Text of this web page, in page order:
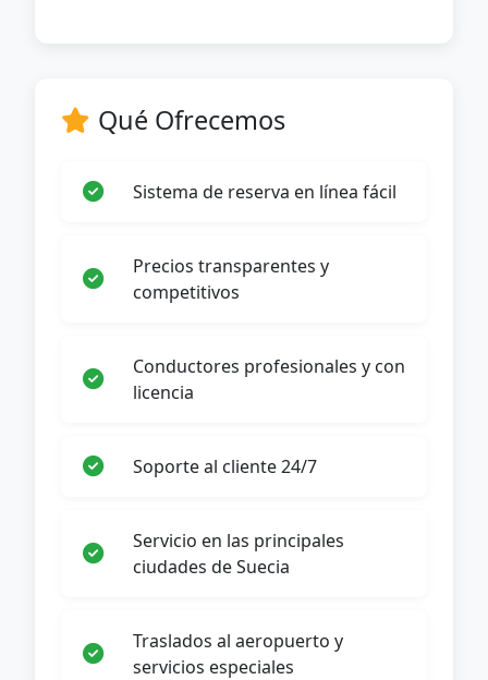
Qué Ofrecemos
Sistema de reserva en línea fácil
Precios transparentes y
competitivos
Conductores profesionales y con
licencia
Soporte al cliente 24/7
Servicio en las principales
ciudades de Suecia
Traslados al aeropuerto y
servicios especiales